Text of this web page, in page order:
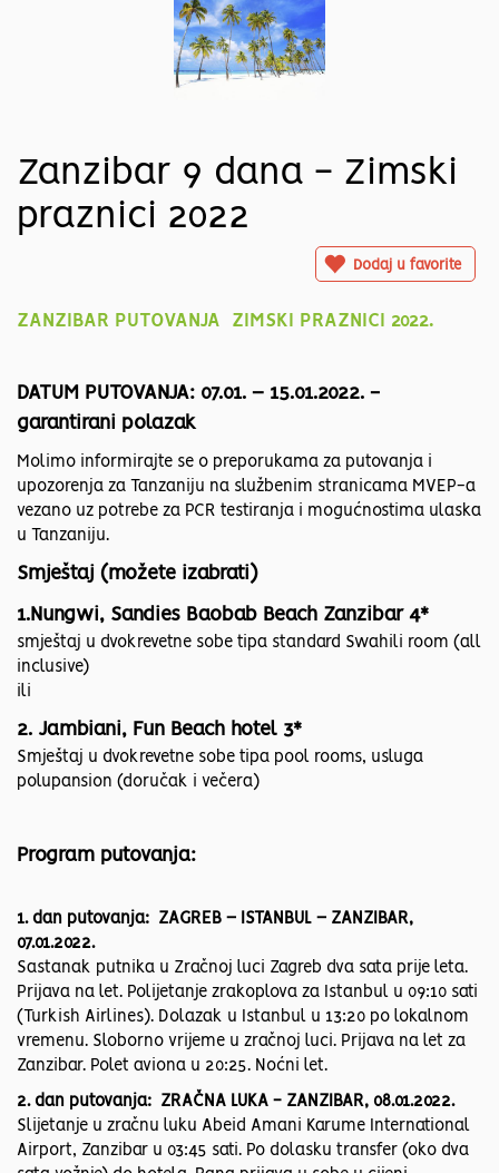
Zanzibar 9 dana - Zimski
praznici 2022
Dodaj u favorite
ZANZIBAR PUTOVANJA ZIMSKI PRAZNICI 2022.
DATUM PUTOVANJA: 07.01. – 15.01.2022. -
garantirani polazak
Molimo informirajte se o preporukama za putovanja i
upozorenja za Tanzaniju na službenim stranicama MVEP-a
vezano uz potrebe za PCR testiranja i mogućnostima ulaska
u Tanzaniju.
Smještaj (možete izabrati)
1.Nungwi, Sandies Baobab Beach Zanzibar 4*
smještaj u dvokrevetne sobe tipa standard Swahili room (all
inclusive)
ili
2. Jambiani, Fun Beach hotel 3*
Smještaj u dvokrevetne sobe tipa pool rooms, usluga
polupansion (doručak i večera)
Program putovanja:
1. dan putovanja: ZAGREB – ISTANBUL – ZANZIBAR,
07.01.2022.
Sastanak putnika u Zračnoj luci Zagreb dva sata prije leta.
Prijava na let. Polijetanje zrakoplova za Istanbul u 09:10 sati
(Turkish Airlines). Dolazak u Istanbul u 13:20 po lokalnom
vremenu. Sloborno vrijeme u zračnoj luci. Prijava na let za
Zanzibar. Polet aviona u 20:25. Noćni let.
2. dan putovanja: ZRAČNA LUKA - ZANZIBAR, 08.01.2022.
Slijetanje u zračnu luku Abeid Amani Karume International
Airport, Zanzibar u 03:45 sati. Po dolasku transfer (oko dva